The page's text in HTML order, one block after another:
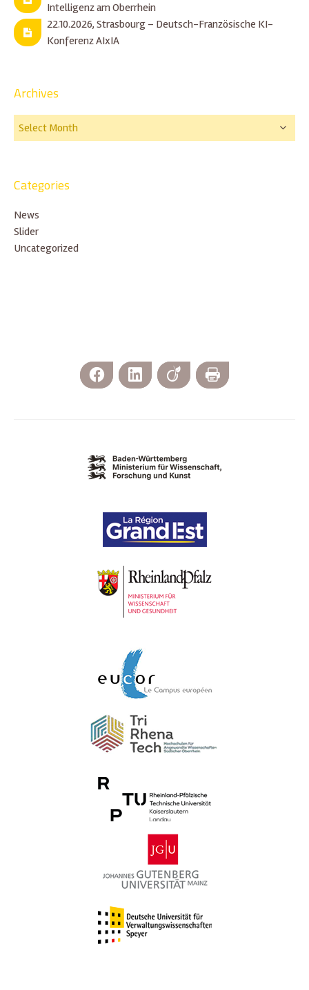
Intelligenz am Oberrhein
22.10.2026, Strasbourg – Deutsch-Französische KI-
Konferenz AIxIA
Archives
Categories
News
Slider
Uncategorized
Facebook LinkedIn Viadeo